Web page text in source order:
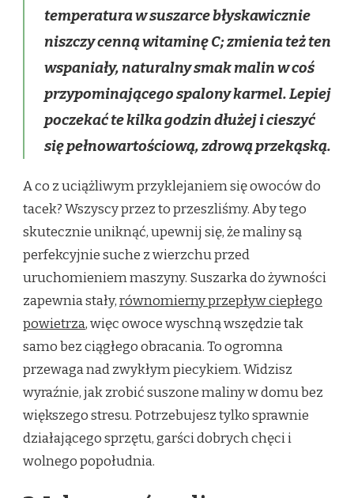
temperatura w suszarce błyskawicznie
niszczy cenną witaminę C; zmienia też ten
wspaniały, naturalny smak malin w coś
przypominającego spalony karmel. Lepiej
poczekać te kilka godzin dłużej i cieszyć
się pełnowartościową, zdrową przekąską.
A co z uciążliwym przyklejaniem się owoców do
tacek? Wszyscy przez to przeszliśmy. Aby tego
skutecznie uniknąć, upewnij się, że maliny są
perfekcyjnie suche z wierzchu przed
uruchomieniem maszyny. Suszarka do żywności
zapewnia stały,równomierny przepływ ciepłego
powietrza, więc owoce wyschną wszędzie tak
samo bez ciągłego obracania. To ogromna
przewaga nad zwykłym piecykiem. Widzisz
wyraźnie, jak zrobić suszone maliny w domu bez
większego stresu. Potrzebujesz tylko sprawnie
działającego sprzętu, garści dobrych chęci i
wolnego popołudnia.